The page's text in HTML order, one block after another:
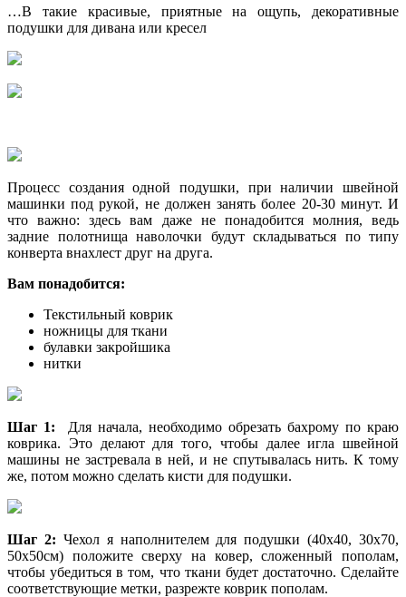
…В такие красивые, приятные на ощупь, декоративные
подушки для дивана или кресел
Процесс создания одной подушки, при наличии швейной
машинки под рукой, не должен занять более 20-30 минут. И
что важно: здесь вам даже не понадобится молния, ведь
задние полотнища наволочки будут складываться по типу
конверта внахлест друг на друга.
Вам понадобится:
Текстильный коврик
ножницы для ткани
булавки закройшика
нитки
Шаг 1:
Для начала, необходимо обрезать бахрому по краю
коврика. Это делают для того, чтобы далее игла швейной
машины не застревала в ней, и не спутывалась нить. К тому
же, потом можно сделать кисти для подушки.
Шаг 2: Чехол я наполнителем для подушки (40х40, 30х70,
50х50см) положите сверху на ковер, сложенный пополам,
чтобы убедиться в том, что ткани будет достаточно. Сделайте
соответствующие метки, разрежте коврик пополам.